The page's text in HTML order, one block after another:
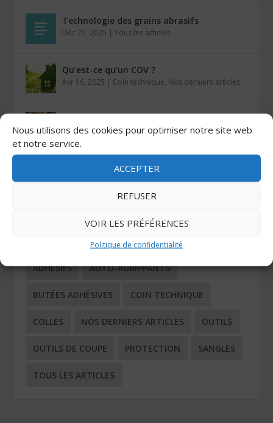
Nous utilisons des cookies pour optimiser notre site web
et notre service.
ACCEPTER
REFUSER
VOIR LES PRÉFÉRENCES
Politique de confidentialité
Technologie des grains abrasifs
Déc 22, 2025 |Tous les articles
Qu’est-ce qu’un COV ?
Avr 16, 2025 | Coin technique, Nos derniers articles
Mar 26, 2025|Auto-agrippants
Les colles Stratogrip X15 et X25
Jan 27, 2025|Colles
CATÉGORIES
ADHÉSIFS AUTO-AGRIPPANTS
BUTÉES ADHÉSIVES COIN TECHNIQUE
COLLES NOS DERNIERS ARTICLES OUTILS
OUTILS DE COUPE PROTECTION SANGLES
TOUS LES ARTICLES